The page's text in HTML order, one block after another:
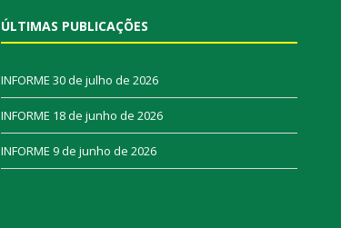
ÚLTIMAS PUBLICAÇÕES
INFORME 30 de julho de 2026
INFORME 18 de junho de 2026
INFORME 9 de junho de 2026